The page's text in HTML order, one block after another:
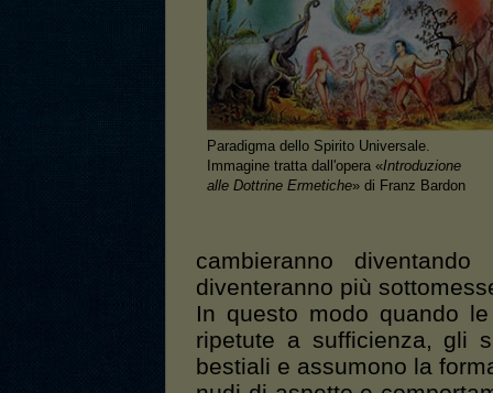
Paradigma dello Spirito Universale.
Immagine tratta dall'opera «Introduzione
alle Dottrine Ermetiche» di Franz Bardon
cambieranno
diventeranno più
In questo modo quando
ripetute a sufficienza, gli
bestiali e assumono la